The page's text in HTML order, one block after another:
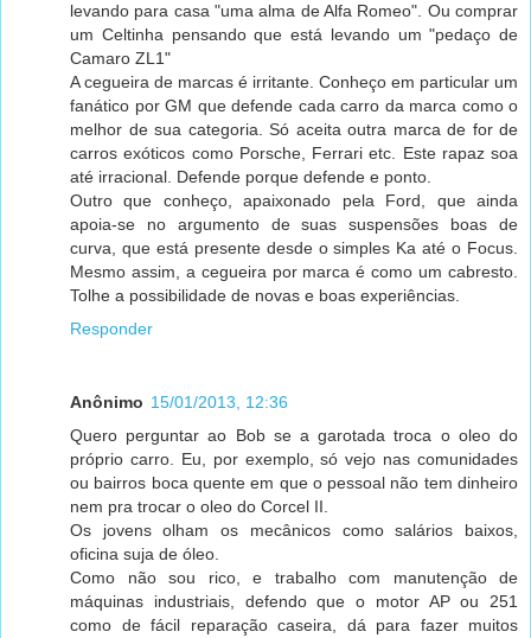
levando para casa "uma alma de Alfa Romeo". Ou comprar
um Celtinha pensando que está levando um "pedaço de
Camaro ZL1"
A cegueira de marcas é irritante. Conheço em particular um
fanático por GM que defende cada carro da marca como o
melhor de sua categoria. Só aceita outra marca de for de
carros exóticos como Porsche, Ferrari etc. Este rapaz soa
até irracional. Defende porque defende e ponto.
Outro que conheço, apaixonado pela Ford, que ainda
apoia-se no argumento de suas suspensões boas de
curva, que está presente desde o simples Ka até o Focus.
Mesmo assim, a cegueira por marca é como um cabresto.
Tolhe a possibilidade de novas e boas experiências.
Responder
Anônimo 15/01/2013, 12:36
Quero perguntar ao Bob se a garotada troca o oleo do
próprio carro. Eu, por exemplo, só vejo nas comunidades
ou bairros boca quente em que o pessoal não tem dinheiro
nem pra trocar o oleo do Corcel II.
Os jovens olham os mecânicos como salários baixos,
oficina suja de óleo.
Como não sou rico, e trabalho com manutenção de
máquinas industriais, defendo que o motor AP ou 251
como de fácil reparação caseira, dá para fazer muitos